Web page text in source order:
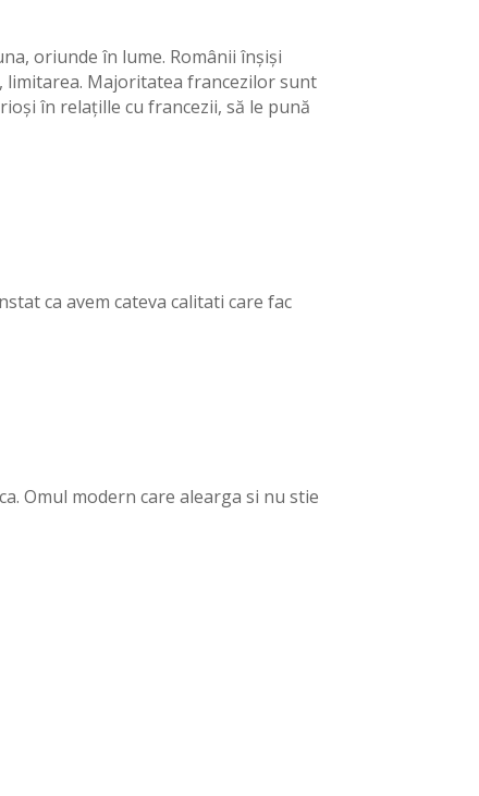
oriunde în lume. Românii înșiși
limitarea. Majoritatea francezilor sunt
în relațille cu francezii, să le pună
ca avem cateva calitati care fac
Omul modern care alearga si nu stie